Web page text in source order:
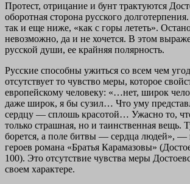
Протест, отрицание и бунт трактуются
оборотная сторона русского
так и еще ниже, «как с горы лететь».
невозможно, да и не хочется. В этом
русской души, ее крайняя полярность.
Русские способны ужиться со всем чем
отсутствует то чувство меры, которое
европейскому человеку: «…нет, широк
даже широк, я бы сузил… Что уму
сердцу — сплошь красотой… Ужасно то,
только страшная, но и таинственная вещь.
борется, а поле битвы — сердца людей», —
героев романа «Братья Карамазовы»
100). Это отсутствие чувства меры
своем характере.